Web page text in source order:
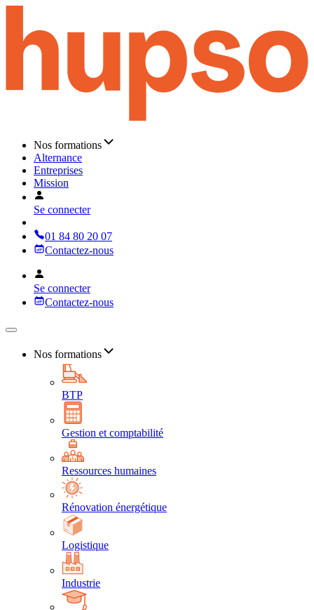
Nos formations
Alternance
Entreprises
Mission
Se connecter
01 84 80 20 07
Contactez-nous
Se connecter
Contactez-nous
Nos formations
BTP
Gestion et comptabilité
Ressources humaines
Rénovation énergétique
Logistique
Industrie